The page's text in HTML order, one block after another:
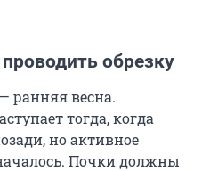
обрезку
ранняя весна.
тогда, когда
но активное
Почки должны